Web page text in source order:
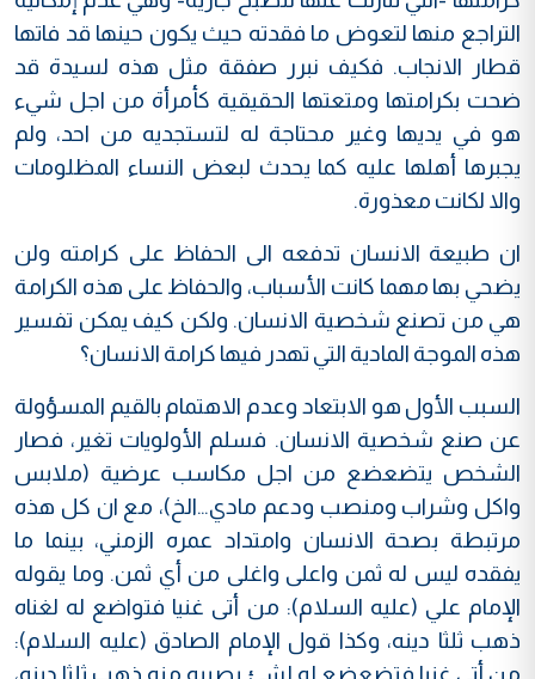
التراجع منها لتعوض ما فقدته حيث يكون حينها قد فاتها
قطار الانجاب. فكيف نبرر صفقة مثل هذه لسيدة قد
ضحت بكرامتها ومتعتها الحقيقية كأمرأة من اجل شيء
هو في يديها وغير محتاجة له لتستجديه من احد، ولم
يجبرها أهلها عليه كما يحدث لبعض النساء المظلومات
والا لكانت معذورة.
ان طبيعة الانسان تدفعه الى الحفاظ على كرامته ولن
يضحي بها مهما كانت الأسباب، والحفاظ على هذه الكرامة
هي من تصنع شخصية الانسان. ولكن كيف يمكن تفسير
هذه الموجة المادية التي تهدر فيها كرامة الانسان؟
السبب الأول هو الابتعاد وعدم الاهتمام بالقيم المسؤولة
عن صنع شخصية الانسان. فسلم الأولويات تغير، فصار
الشخص يتضعضع من اجل مكاسب عرضية (ملابس
واكل وشراب ومنصب ودعم مادي…الخ)، مع ان كل هذه
مرتبطة بصحة الانسان وامتداد عمره الزمني، بينما ما
يفقده ليس له ثمن واعلى واغلى من أي ثمن. وما يقوله
الإمام علي (عليه السلام): من أتى غنيا فتواضع له لغناه
ذهب ثلثا دينه، وكذا قول الإمام الصادق (عليه السلام):
من أتى غنيا فتضعضع له لشئ يصيبه منه ذهب ثلثا دينه،